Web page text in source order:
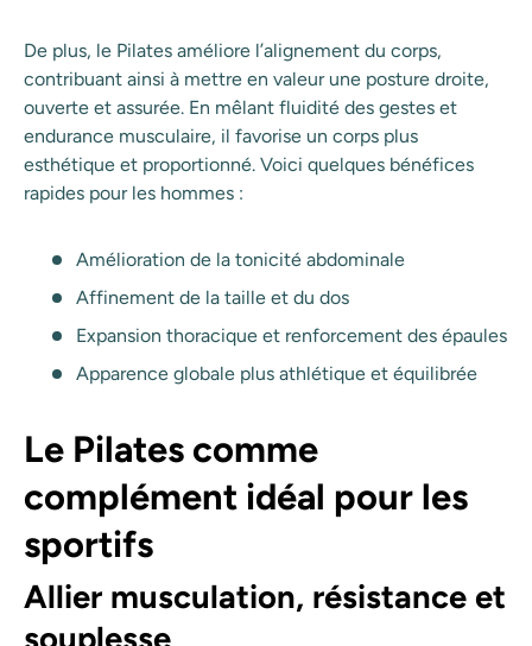
De plus, le Pilates améliore l’alignement du corps,
contribuant ainsi à mettre en valeur une posture droite,
ouverte et assurée. En mêlant fluidité des gestes et
endurance musculaire, il favorise un corps plus
esthétique et proportionné. Voici quelques bénéfices
rapides pour les hommes :
Amélioration de la tonicité abdominale
Affinement de la taille et du dos
Expansion thoracique et renforcement des épaules
Apparence globale plus athlétique et équilibrée
Le Pilates comme
complément idéal pour les
sportifs
Allier musculation, résistance et